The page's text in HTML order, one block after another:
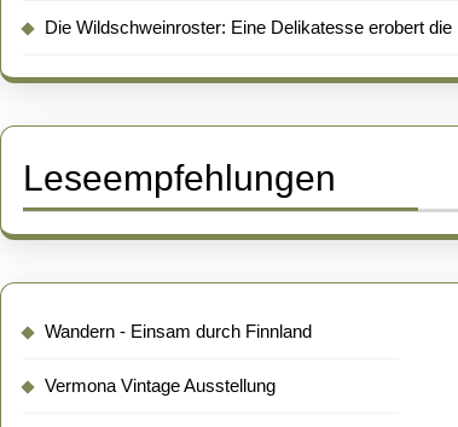
Die Wildschweinroster: Eine Delikatesse erobert
Leseempfehlungen
Wandern - Einsam durch Finnland
Vermona Vintage Ausstellung